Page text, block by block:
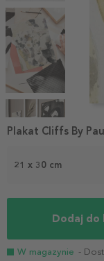
Item
1
21 x 30 cm
Dodaj do
W magazynie -
Plakat Cliffs By